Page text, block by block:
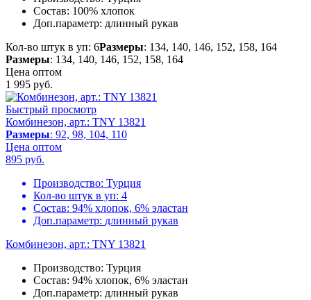
Состав: 100% хлопок
Доп.параметр: длинный рукав
Кол-во штук в уп: 6Размеры: 134, 140, 146, 152, 158, 164
Размеры: 134, 140, 146, 152, 158, 164
Цена оптом
1 995 руб.
Быстрый просмотр
Комбинезон, арт.: TNY 13821
Размеры: 92, 98, 104, 110
Цена оптом
895 руб.
Производство: Турция
Кол-во штук в уп: 4
Состав: 94% хлопок, 6% эластан
Доп.параметр: длинный рукав
Комбинезон, арт.: TNY 13821
Производство: Турция
Состав: 94% хлопок, 6% эластан
Доп.параметр: длинный рукав